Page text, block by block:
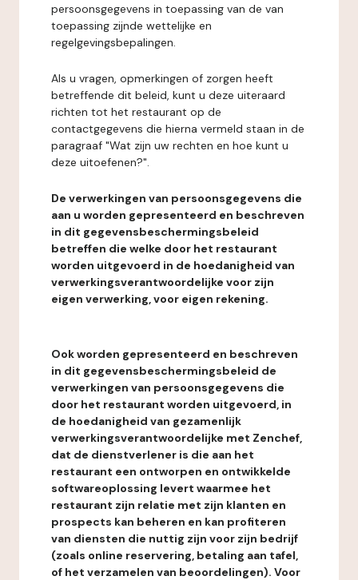
persoonsgegevens in toepassing van de van
toepassing zijnde wettelijke en
regelgevingsbepalingen.
Als u vragen, opmerkingen of zorgen heeft
betreffende dit beleid, kunt u deze uiteraard
richten tot het restaurant op de
contactgegevens die hierna vermeld staan in de
paragraaf "Wat zijn uw rechten en hoe kunt u
deze uitoefenen?".
De verwerkingen van persoonsgegevens die
aan u worden gepresenteerd en beschreven
in dit gegevensbeschermingsbeleid
betreffen die welke door het restaurant
worden uitgevoerd in de hoedanigheid van
verwerkingsverantwoordelijke voor zijn
eigen verwerking, voor eigen rekening.
Ook worden gepresenteerd en beschreven
in dit gegevensbeschermingsbeleid de
verwerkingen van persoonsgegevens die
door het restaurant worden uitgevoerd, in
de hoedanigheid van gezamenlijk
verwerkingsverantwoordelijke met Zenchef,
dat de dienstverlener is die aan het
restaurant een ontworpen en ontwikkelde
softwareoplossing levert waarmee het
restaurant zijn relatie met zijn klanten en
prospects kan beheren en kan profiteren
van diensten die nuttig zijn voor zijn bedrijf
(zoals online reservering, betaling aan tafel,
of het verzamelen van beoordelingen). Voor